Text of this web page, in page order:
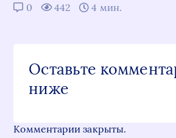
0 442 4 мин.
Оставьте
ниже
Комментарии закрыты.